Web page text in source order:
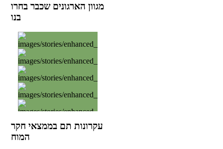
מגוון הארגונים שכבר בחרו
בנו
עקרונות תם בממצאי חקר
המוח